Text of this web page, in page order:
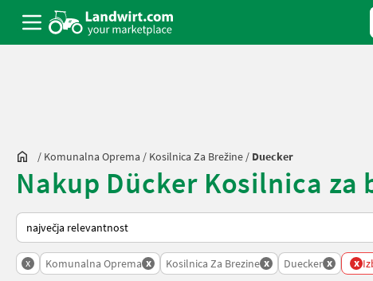
/ Komunalna Oprema / Kosilnica Za Brežine / Duecker
Nakup Dücker Kosilnica
Tako je razvrščeno na Landwirt.com
x Komunalna Oprema x Kosilnica Za Brezine x Duecker x x